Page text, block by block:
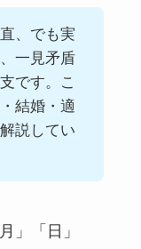
、でも実
一見矛盾
です。こ
結婚・適
説してい
」「日」